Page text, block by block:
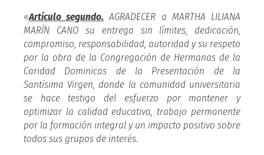
«Artículo segundo. AGRADECER a MARTHA LILIANA
MARÍN CANO su entrega sin límites, dedicación,
compromiso, responsabilidad, autoridad y su respeto
por la obra de la Congregación de Hermanas de la
Caridad Dominicas de la Presentación de la
Santísima Virgen, donde la comunidad universitaria
se hace testigo del esfuerzo por mantener y
optimizar la calidad educativa, trabajo permanente
por la formación integral y un impacto positivo sobre
todos sus grupos de interés.